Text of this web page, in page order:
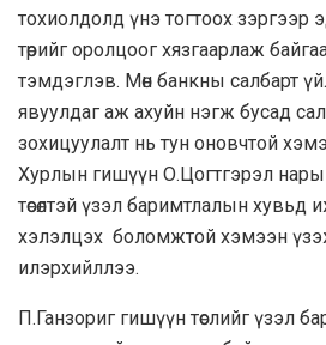
тохиолдолд үнэ тогтоох зэргээр
төрийг оролцоог хязгаарлаж
тэмдэглэв. Мөн банкны салбарт
явуулдаг аж ахуйн нэгж бусад
зохицуулалт нь тун оновчтой
Хурлын гишүүн О.Цогтгэрэл нарын
төсөлтэй үзэл баримтлалын хувьд
хэлэлцэх боломжтой хэмээн
илэрхийллээ.
П.Ганзориг гишүүн төслийг үзэл